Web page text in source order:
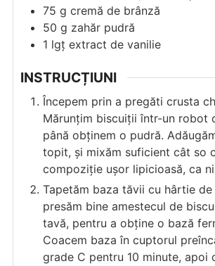
75 g cremă de brânză
50 g zahăr pudră
1 lgț extract de vanilie
INSTRUCȚIUNI
Începem prin a pregăti crusta
Mărunțim biscuiții într-un robot
până obținem o pudră.
topit, și mixăm suficient cât so
compoziție ușor lipicioasă, ca
Tapetăm baza tăvii cu hârtie
presăm bine amestecul de
tavă, pentru a obține o bază
Coacem baza în cuptorul
grade C pentru 10 minute, apoi